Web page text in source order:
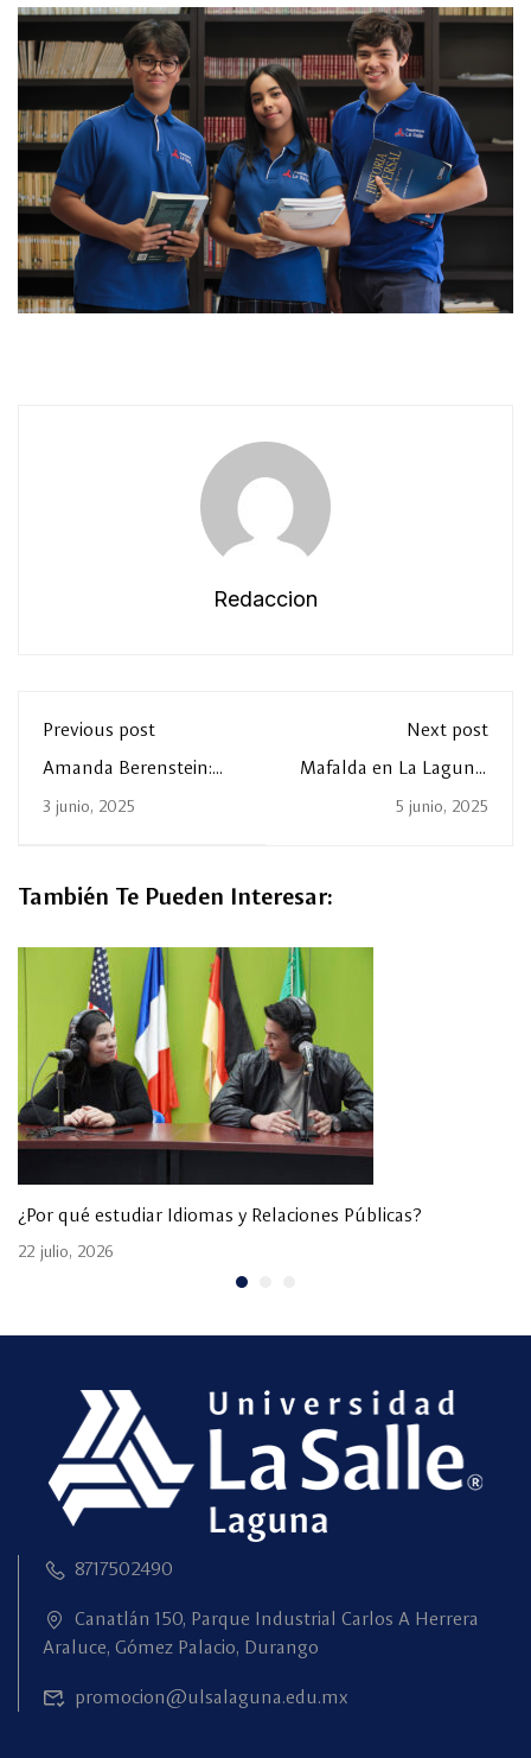
Redaccion
Previous post
Amanda Berenstein:
e innovación
3 junio, 2025
Next post
Mafalda en La Laguna:
la reciben con
5 junio, 2025
También Te Pueden Interesar:
¿Por qué estudiar Idiomas y Relaciones Públicas?
22 julio, 2026
8717502490
Canatlán 150, Parque Industrial Carlos A Herrera
Araluce, Gómez Palacio, Durango
promocion@ulsalaguna.edu.mx